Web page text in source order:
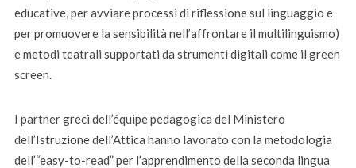
educative, per avviare processi di riflessione sul linguaggio e
per promuovere la sensibilità nell’affrontare il multilinguismo)
e metodi teatrali supportati da strumenti digitali come il green
screen.
I partner greci dell’équipe pedagogica del Ministero
dell’Istruzione dell’Attica hanno lavorato con la metodologia
dell’“easy-to-read” per l’apprendimento della seconda lingua